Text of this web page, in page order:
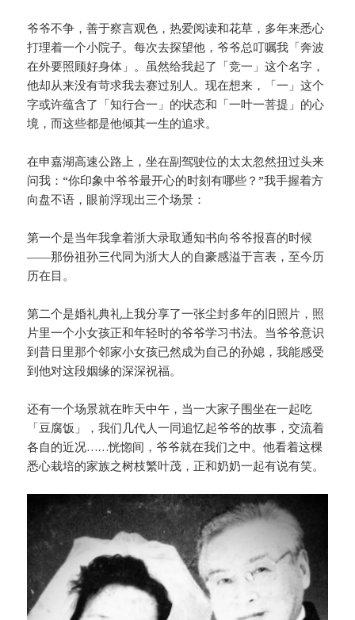
爷爷不争，善于察言观色，热爱阅读和花草，多年来悉心
打理着一个小院子。每次去探望他，爷爷总叮嘱我「奔波
在外要照顾好身体」。虽然给我起了「竞一」这个名字，
他却从来没有苛求我去赛过别人。现在想来，「一」这个
字或许蕴含了「知行合一」的状态和「一叶一菩提」的心
境，而这些都是他倾其一生的追求。
在申嘉湖高速公路上，坐在副驾驶位的太太忽然扭过头来
问我：“你印象中爷爷最开心的时刻有哪些？”我手握着方
向盘不语，眼前浮现出三个场景：
第一个是当年我拿着浙大录取通知书向爷爷报喜的时候
——那份祖孙三代同为浙大人的自豪感溢于言表，至今历
历在目。
第二个是婚礼典礼上我分享了一张尘封多年的旧照片，照
片里一个小女孩正和年轻时的爷爷学习书法。当爷爷意识
到昔日里那个邻家小女孩已然成为自己的孙媳，我能感受
到他对这段姻缘的深深祝福。
还有一个场景就在昨天中午，当一大家子围坐在一起吃
「豆腐饭」，我们几代人一同追忆起爷爷的故事，交流着
各自的近况……恍惚间，爷爷就在我们之中。他看着这棵
悉心栽培的家族之树枝繁叶茂，正和奶奶一起有说有笑。